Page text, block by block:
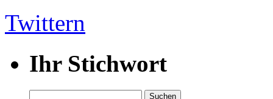
Twittern
Ihr Stichwort